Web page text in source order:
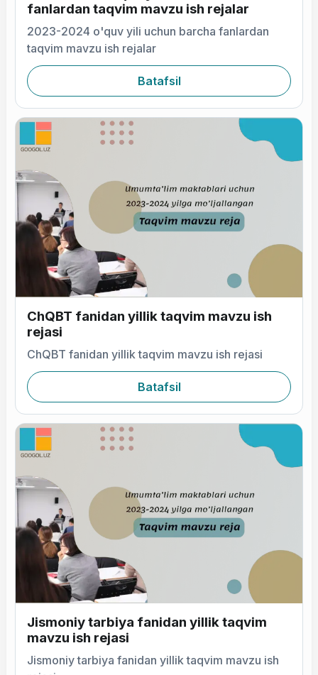
fanlardan taqvim mavzu ish rejalar
2023-2024 o'quv yili uchun barcha fanlardan
taqvim mavzu ish rejalar
Batafsil
ChQBT fanidan yillik taqvim mavzu ish
rejasi
ChQBT fanidan yillik taqvim mavzu ish rejasi
Batafsil
Jismoniy tarbiya fanidan yillik taqvim
mavzu ish rejasi
Jismoniy tarbiya fanidan yillik taqvim mavzu ish